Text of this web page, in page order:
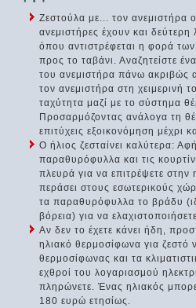
Ζεστούλα με... τον ανεμιστήρα
ανεμιστήρες έχουν και δεύτερη
όπου αντιστρέφεται η φορά
προς το ταβάνι. Αναζητείστε
του ανεμιστήρα πάνω ακριβώς
τον ανεμιστήρα στη χειμερινή
ταχύτητα μαζί με το σύστημα
Προσαρμόζοντας ανάλογα τη
επιτύχεις εξοικονόμηση μέχρι
Ο ήλιος ζεσταίνει καλύτερα:
παραθυρόφυλλα και τις
πλευρά για να επιτρέψετε στην
περάσει στους εσωτερικούς
τα παραθυρόφυλλα το βράδυ
βόρεια) για να
Αν δεν το έχετε κάνει ήδη,
ηλιακό θερμοσίφωνα για ζεστό
θερμοσίφωνας και τα
εχθροί του λογαριασμού
πληρώνετε. Ένας ηλιακός
180 ευρώ ετησίως.